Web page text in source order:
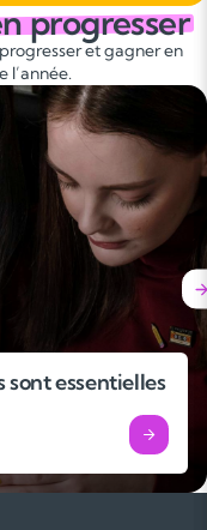
progresser
et gagner en
l’année.
sont essentielles